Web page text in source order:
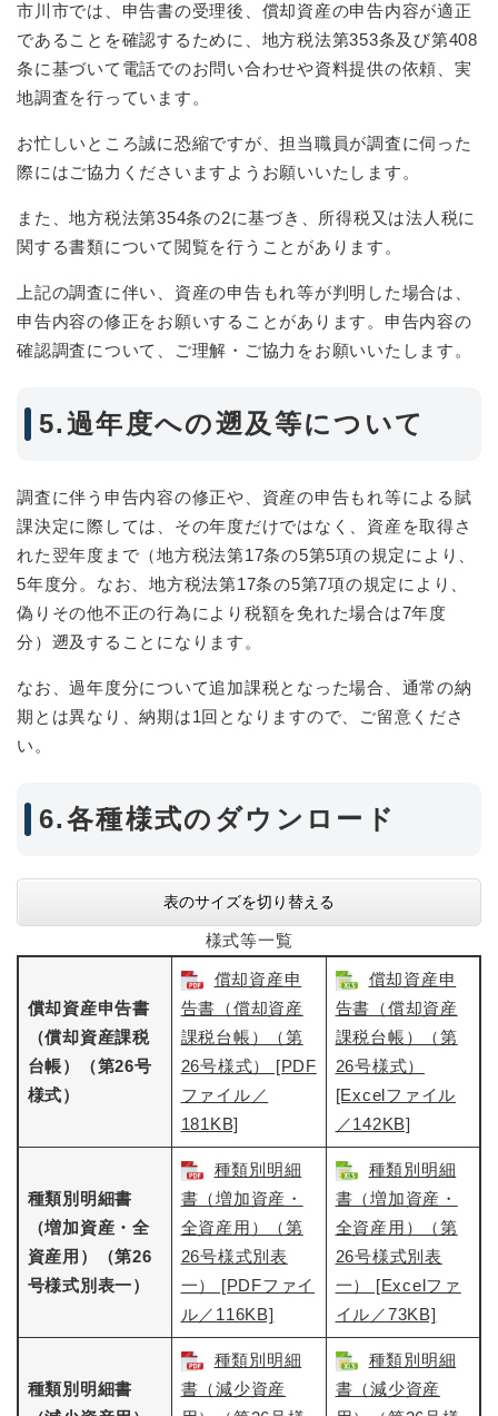
市川市では、申告書の受理後、償却資産の申告内容が適正
であることを確認するために、地方税法第353条及び第408
条に基づいて電話でのお問い合わせや資料提供の依頼、実
地調査を行っています。
お忙しいところ誠に恐縮ですが、担当職員が調査に伺った
際にはご協力くださいますようお願いいたします。
また、地方税法第354条の2に基づき、所得税又は法人税に
関する書類について閲覧を行うことがあります。
上記の調査に伴い、資産の申告もれ等が判明した場合は、
申告内容の修正をお願いすることがあります。申告内容の
確認調査について、ご理解・ご協力をお願いいたします。
5.過年度への遡及等について
調査に伴う申告内容の修正や、資産の申告もれ等による賦
課決定に際しては、その年度だけではなく、資産を取得さ
れた翌年度まで（地方税法第17条の5第5項の規定により、
5年度分。なお、地方税法第17条の5第7項の規定により、
偽りその他不正の行為により税額を免れた場合は7年度
分）遡及することになります。
なお、過年度分について追加課税となった場合、通常の納
期とは異なり、納期は1回となりますので、ご留意くださ
い。
6.各種様式のダウンロード
表のサイズを切り替える
様式等一覧
償却資産申告書
（償却資産課税
台帳）（第26号
様式）
償却資産申
告書（償却資産
課税台帳）（第
26号様式） [PDF
ファイル／
181KB]
償却資産申
告書（償却資産
課税台帳）（第
26号様式）
[Excelファイル
／142KB]
種類別明細書
（増加資産・全
資産用）（第26
号様式別表一）
種類別明細
書（増加資産・
全資産用）（第
26号様式別表
一） [PDFファイ
ル／116KB]
種類別明細
書（増加資産・
全資産用）（第
26号様式別表
一）​ [Excelファ
イル／73KB]
種類別明細書
種類別明細
書（減少資産
種類別明細
書（減少資産